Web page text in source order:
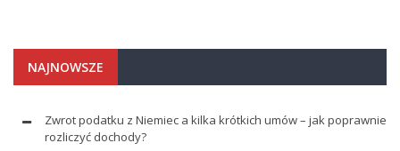
NAJNOWSZE
Zwrot podatku z Niemiec a kilka krótkich umów – jak poprawnie
rozliczyć dochody?